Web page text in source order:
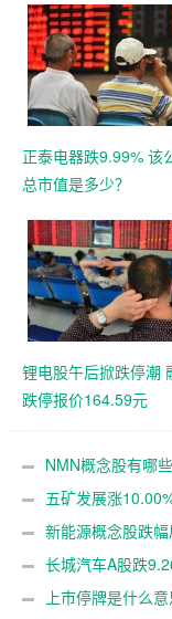
正泰电器跌9.99% 该
总市值是多少？
锂电股午后掀跌停潮
跌停报价164.59元
NMN概念股有哪
五矿发展涨
新能源概念股跌
长城汽车A股跌
上市停牌是什么